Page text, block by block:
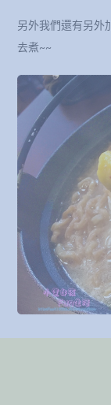
另外我們還有另外
去煮~~